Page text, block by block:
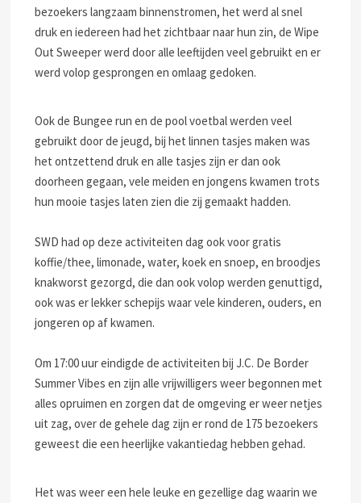
bezoekers langzaam binnenstromen, het werd al snel
druk en iedereen had het zichtbaar naar hun zin, de Wipe
Out Sweeper werd door alle leeftijden veel gebruikt en er
werd volop gesprongen en omlaag gedoken.
Ook de Bungee run en de pool voetbal werden veel
gebruikt door de jeugd, bij het linnen tasjes maken was
het ontzettend druk en alle tasjes zijn er dan ook
doorheen gegaan, vele meiden en jongens kwamen trots
hun mooie tasjes laten zien die zij gemaakt hadden.
SWD had op deze activiteiten dag ook voor gratis
koffie/thee, limonade, water, koek en snoep, en broodjes
knakworst gezorgd, die dan ook volop werden genuttigd,
ook was er lekker schepijs waar vele kinderen, ouders, en
jongeren op af kwamen.
Om 17:00 uur eindigde de activiteiten bij J.C. De Border
Summer Vibes en zijn alle vrijwilligers weer begonnen met
alles opruimen en zorgen dat de omgeving er weer netjes
uit zag, over de gehele dag zijn er rond de 175 bezoekers
geweest die een heerlijke vakantiedag hebben gehad.
Het was weer een hele leuke en gezellige dag waarin we